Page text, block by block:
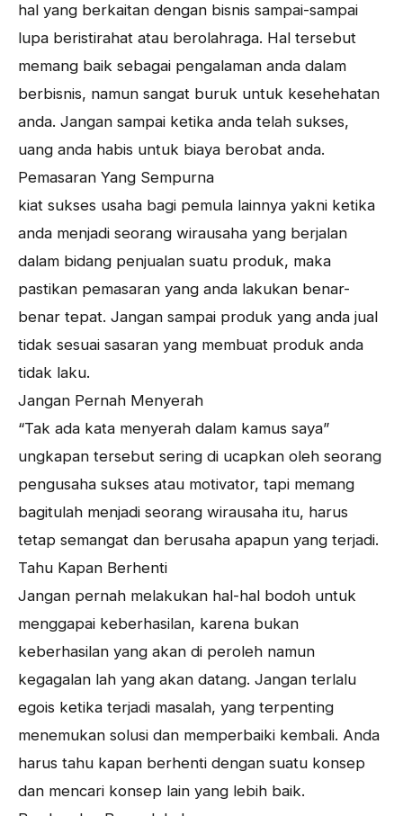
hal yang berkaitan dengan bisnis sampai-sampai
lupa beristirahat atau berolahraga. Hal tersebut
memang baik sebagai pengalaman anda dalam
berbisnis, namun sangat buruk untuk kesehehatan
anda. Jangan sampai ketika anda telah sukses,
uang anda habis untuk biaya berobat anda.
Pemasaran Yang Sempurna
kiat sukses usaha bagi pemula lainnya yakni ketika
anda menjadi seorang wirausaha yang berjalan
dalam bidang penjualan suatu produk, maka
pastikan pemasaran yang anda lakukan benar-
benar tepat. Jangan sampai produk yang anda jual
tidak sesuai sasaran yang membuat produk anda
tidak laku.
Jangan Pernah Menyerah
“Tak ada kata menyerah dalam kamus saya”
ungkapan tersebut sering di ucapkan oleh seorang
pengusaha sukses atau motivator, tapi memang
bagitulah menjadi seorang wirausaha itu, harus
tetap semangat dan berusaha apapun yang terjadi.
Tahu Kapan Berhenti
Jangan pernah melakukan hal-hal bodoh untuk
menggapai keberhasilan, karena bukan
keberhasilan yang akan di peroleh namun
kegagalan lah yang akan datang. Jangan terlalu
egois ketika terjadi masalah, yang terpenting
menemukan solusi dan memperbaiki kembali. Anda
harus tahu kapan berhenti dengan suatu konsep
dan mencari konsep lain yang lebih baik.